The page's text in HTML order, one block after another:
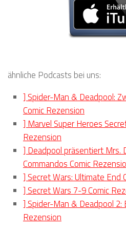
ähnliche Podcasts bei uns:
] Spider-Man & Deadpool:
Comic Rezension
] Marvel Super Heroes
Rezension
] Deadpool präsentiert Mrs.
Commandos Comic
] Secret Wars: Ultimate End
] Secret Wars 7-9 Comic
] Spider-Man & Deadpool 2:
Rezension